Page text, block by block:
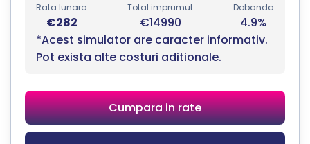
Rata lunara
€282
Total imprumut
€14990
Dobanda
4.9%
*Acest simulator are caracter informativ.
Pot exista alte costuri aditionale.
Cumpara in rate